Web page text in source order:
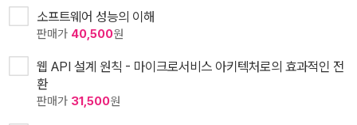
소프트웨어 성능의 이해
판매가 40,500원
웹 API 설계 원칙 - 마이크로서비스 아키텍처로의 효과적인 전
환
판매가 31,500원